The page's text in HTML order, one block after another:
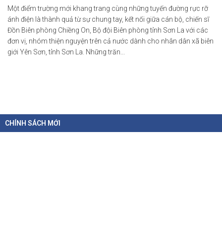
Một điểm trường mới khang trang cùng những tuyến đường rực rỡ
ánh điện là thành quả từ sự chung tay, kết nối giữa cán bộ, chiến sĩ
Đồn Biên phòng Chiềng On, Bộ đội Biên phòng tỉnh Sơn La với các
đơn vị, nhóm thiện nguyện trên cả nước dành cho nhân dân xã biên
giới Yên Sơn, tỉnh Sơn La. Những trăn...
CHÍNH SÁCH MỚI